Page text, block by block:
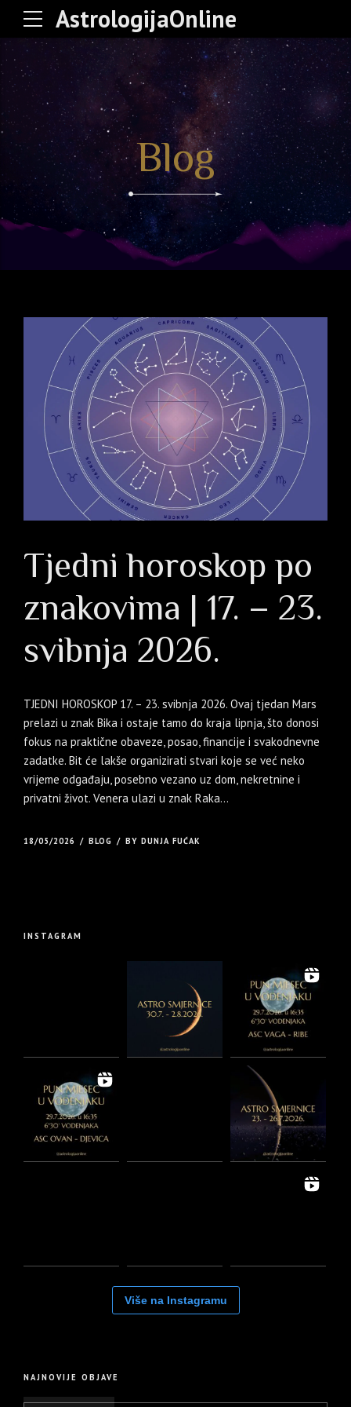
AstrologijaOnline
Blog
Tjedni horoskop po
znakovima | 17. – 23.
svibnja 2026.
TJEDNI HOROSKOP 17. – 23. svibnja 2026. Ovaj tjedan Mars
prelazi u znak Bika i ostaje tamo do kraja lipnja, što donosi
fokus na praktične obaveze, posao, financije i svakodnevne
zadatke. Bit će lakše organizirati stvari koje se već neko
vrijeme odgađaju, posebno vezano uz dom, nekretnine i
privatni život. Venera ulazi u znak Raka...
18/05/2026 BLOG BY DUNJA FUĆAK
INSTAGRAM
Više na Instagramu
NAJNOVIJE OBJAVE